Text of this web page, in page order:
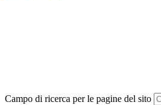
Campo di ricerca per le pagine del sito